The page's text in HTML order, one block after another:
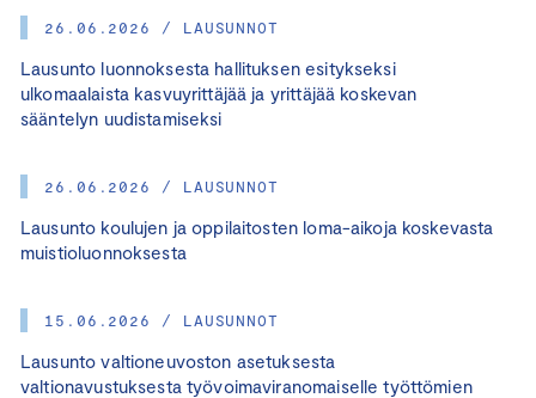
26.06.2026 / LAUSUNNOT
Lausunto luonnoksesta hallituksen esitykseksi
ulkomaalaista kasvuyrittäjää ja yrittäjää koskevan
sääntelyn uudistamiseksi
26.06.2026 / LAUSUNNOT
Lausunto koulujen ja oppilaitosten loma-aikoja koskevasta
muistioluonnoksesta
15.06.2026 / LAUSUNNOT
Lausunto valtioneuvoston asetuksesta
valtionavustuksesta työvoimaviranomaiselle työttömien